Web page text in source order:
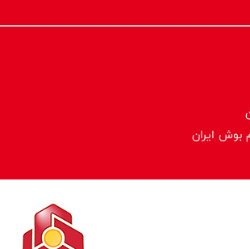
بوش ایران